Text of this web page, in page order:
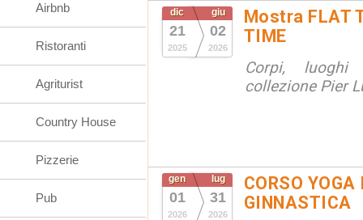
dic
21
2025
giu
02
2026
Mostra FLAT
TIME
Corpi,
collezione Pier
gen
01
2026
lug
31
2026
CORSO
GINNASTICA
Airbnb
Ristoranti
Agriturist
Country House
Pizzerie
Pub